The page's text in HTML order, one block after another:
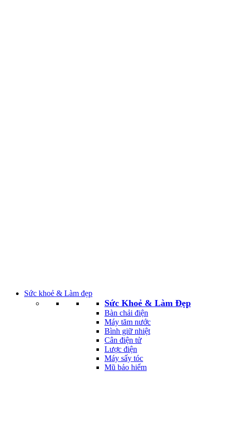
Sức khoẻ & Làm đẹp
Sức Khoẻ & Làm Đẹp
Bàn chải điện
Máy tăm nước
Bình giữ nhiệt
Cân điện tử
Lược điện
Máy sấy tóc
Mũ bảo hiểm